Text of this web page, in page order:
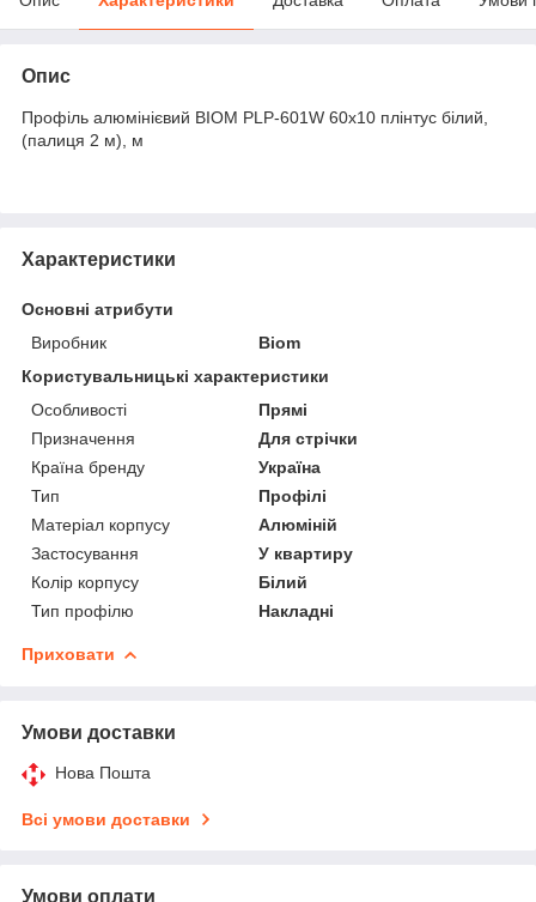
Опис
Профіль алюмінієвий BIOM PLP-601W 60х10 плінтус білий,
(палиця 2 м), м
Характеристики
Основні атрибути
Виробник
Biom
Користувальницькі характеристики
Особливості
Прямі
Призначення
Для стрічки
Країна бренду
Україна
Тип
Профілі
Матеріал корпусу
Алюміній
Застосування
У квартиру
Колір корпусу
Білий
Тип профілю
Накладні
Приховати
Умови доставки
Нова Пошта
Всі умови доставки
Умови оплати